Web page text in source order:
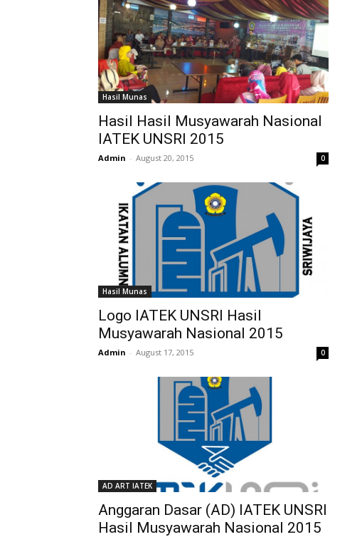
Hasil Munas
Hasil Hasil Musyawarah Nasional
IATEK UNSRI 2015
Admin - August 20, 2015 0
Hasil Munas
Logo IATEK UNSRI Hasil
Musyawarah Nasional 2015
Admin - August 17, 2015 0
AD ART IATEK
Anggaran Dasar (AD) IATEK UNSRI
Hasil Musyawarah Nasional 2015